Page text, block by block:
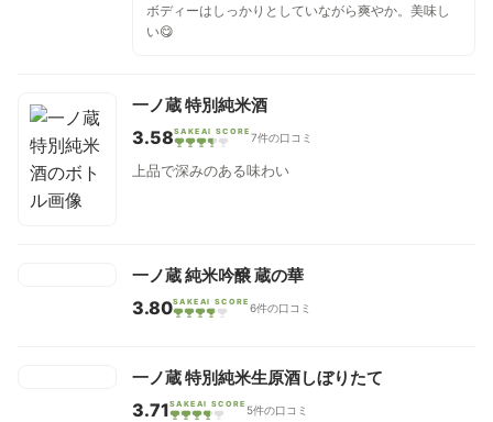
ボディーはしっかりとしていながら爽やか。美味し
い😋
一ノ蔵 特別純米酒
3.58SAKEAI SCORE 7件の口コミ
上品で深みのある味わい
一ノ蔵 純米吟醸 蔵の華
3.80SAKEAI SCORE 6件の口コミ
一ノ蔵 特別純米生原酒しぼりたて
3.71SAKEAI SCORE 5件の口コミ